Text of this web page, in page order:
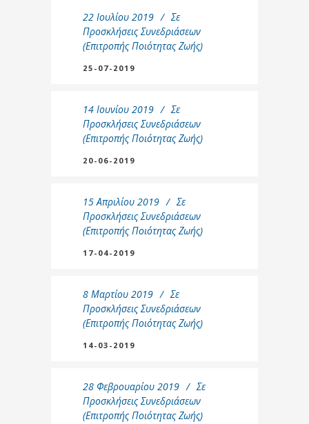
22 Ιουλίου 2019
Σε
Προσκλήσεις Συνεδριάσεων
(Επιτροπής Ποιότητας Ζωής)
25-07-2019
14 Ιουνίου 2019
Σε
Προσκλήσεις Συνεδριάσεων
(Επιτροπής Ποιότητας Ζωής)
20-06-2019
15 Απριλίου 2019
Σε
Προσκλήσεις Συνεδριάσεων
(Επιτροπής Ποιότητας Ζωής)
17-04-2019
8 Μαρτίου 2019
Σε
Προσκλήσεις Συνεδριάσεων
(Επιτροπής Ποιότητας Ζωής)
14-03-2019
28 Φεβρουαρίου 2019
Σε
Προσκλήσεις Συνεδριάσεων
(Επιτροπής Ποιότητας Ζωής)